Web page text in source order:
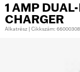
1 AMP
CHARGER
Alkatrész | Cikkszám: 66000308